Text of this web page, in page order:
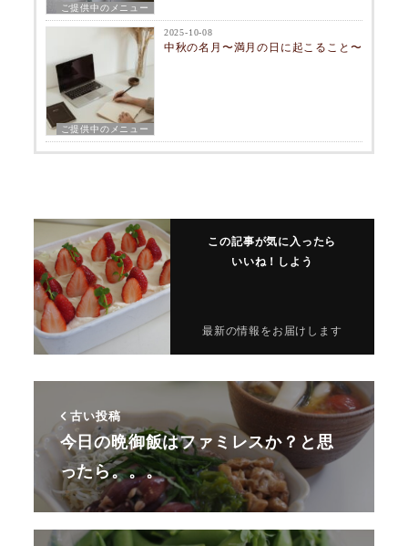
ご提供中のメニュー
ご提供中のメニュー
2025-10-08
中秋の名月〜満月の日に起こること〜
この記事が気に入ったら
いいね！しよう
最新の情報をお届けします
古い投稿
今日の晩御飯はファミレスか？と思
ったら。。。